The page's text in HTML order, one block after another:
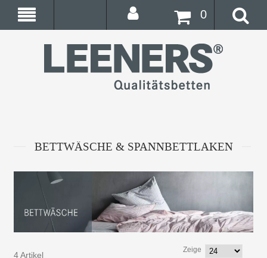
0
BETTWÄSCHE & SPANNBETTLAKEN
4 Artikel
Zeige